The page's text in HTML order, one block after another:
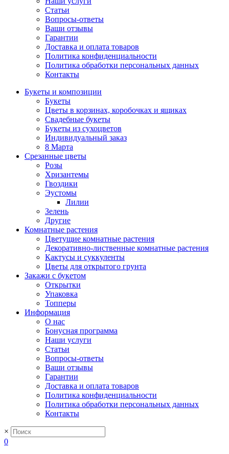
Статьи
Вопросы-ответы
Ваши отзывы
Гарантии
Доставка и оплата товаров
Политика конфиденциальности
Политика обработки персональных данных
Контакты
Букеты и композиции
Букеты
Цветы в корзинах, коробочках и ящиках
Свадебные букеты
Букеты из сухоцветов
Индивидуальный заказ
8 Марта
Срезанные цветы
Розы
Хризантемы
Гвоздики
Эустомы
Лилии
Зелень
Другие
Комнатные растения
Цветущие комнатные растения
Декоративно-лиственные комнатные растения
Кактусы и суккуленты
Цветы для открытого грунта
Закажи с букетом
Открытки
Упаковка
Топперы
Информация
О нас
Бонусная программа
Наши услуги
Статьи
Вопросы-ответы
Ваши отзывы
Гарантии
Доставка и оплата товаров
Политика конфиденциальности
Политика обработки персональных данных
Контакты
×
0